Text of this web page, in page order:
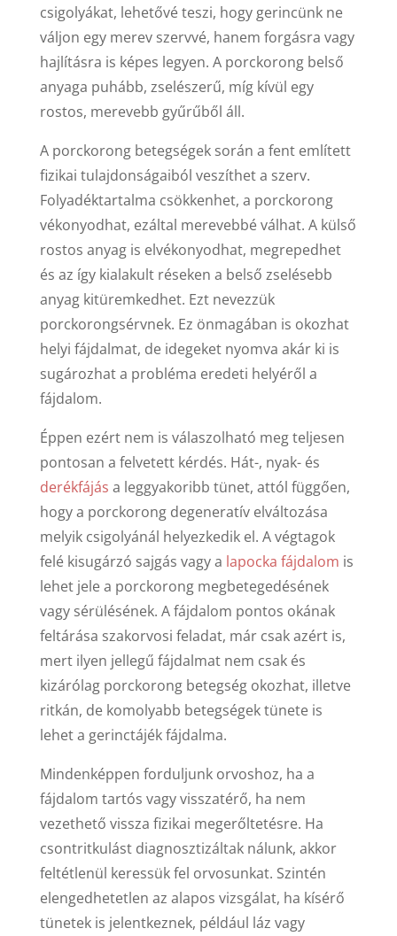
csigolyákat, lehetővé teszi, hogy gerincünk ne
váljon egy merev szervvé, hanem forgásra vagy
hajlításra is képes legyen. A porckorong belső
anyaga puhább, zselészerű, míg kívül egy
rostos, merevebb gyűrűből áll.
A porckorong betegségek során a fent említett
fizikai tulajdonságaiból veszíthet a szerv.
Folyadéktartalma csökkenhet, a porckorong
vékonyodhat, ezáltal merevebbé válhat. A külső
rostos anyag is elvékonyodhat, megrepedhet
és az így kialakult réseken a belső zselésebb
anyag kitüremkedhet. Ezt nevezzük
porckorongsérvnek. Ez önmagában is okozhat
helyi fájdalmat, de idegeket nyomva akár ki is
sugározhat a probléma eredeti helyéről a
fájdalom.
Éppen ezért nem is válaszolható meg teljesen
pontosan a felvetett kérdés. Hát-, nyak- és
derékfájás a leggyakoribb tünet, attól függően,
hogy a porckorong degeneratív elváltozása
melyik csigolyánál helyezkedik el. A végtagok
felé kisugárzó sajgás vagy a lapocka fájdalom is
lehet jele a porckorong megbetegedésének
vagy sérülésének. A fájdalom pontos okának
feltárása szakorvosi feladat, már csak azért is,
mert ilyen jellegű fájdalmat nem csak és
kizárólag porckorong betegség okozhat, illetve
ritkán, de komolyabb betegségek tünete is
lehet a gerinctájék fájdalma.
Mindenképpen forduljunk orvoshoz, ha a
fájdalom tartós vagy visszatérő, ha nem
vezethető vissza fizikai megerőltetésre. Ha
csontritkulást diagnosztizáltak nálunk, akkor
feltétlenül keressük fel orvosunkat. Szintén
elengedhetetlen az alapos vizsgálat, ha kísérő
tünetek is jelentkeznek, például láz vagy